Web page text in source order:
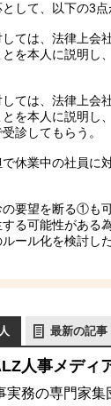
して、以下の3点
ては、法律上会
を本人に説明し
ては、法律上会
を本人に説明し
診してもらう。
休業中の社員に
の要望を断る①も
る可能性がある
ール化を検討し
最新の記事
人事メディ
実務の専門家